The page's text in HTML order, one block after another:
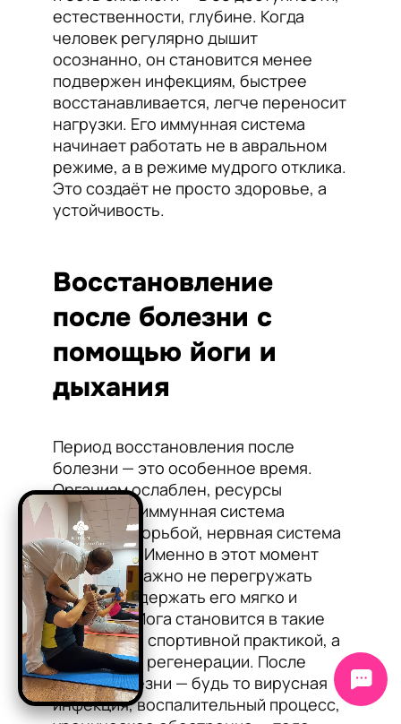
естественности, глубине. Когда
человек регулярно дышит
осознанно, он становится менее
подвержен инфекциям, быстрее
восстанавливается, легче переносит
нагрузки. Его иммунная система
начинает работать не в авральном
режиме, а в режиме мудрого отклика.
Это создаёт не просто здоровье, а
устойчивость.
Восстановление
после болезни с
помощью йоги и
дыхания
Период восстановления после
болезни — это особенное время.
Организм ослаблен, ресурсы
истощены, иммунная система
утомлена борьбой, нервная система
— на грани. Именно в этот момент
особенно важно не перегружать
тело, а поддержать его мягко и
грамотно. Йога становится в такие
периоды не спортивной практикой, а
искусством регенерации. После
любой болезни — будь то вирусная
инфекция, воспалительный процесс,